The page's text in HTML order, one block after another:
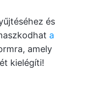
és
a
amely
kielégíti!